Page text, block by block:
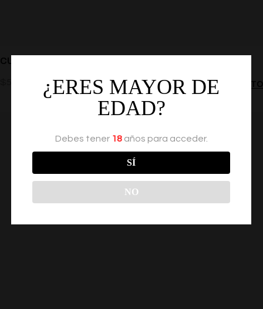
CUBA
AÑADIR AL CARRITO
¿ERES MAYOR DE
EDAD?
Debes tener 18años para acceder.
SÍ
NO